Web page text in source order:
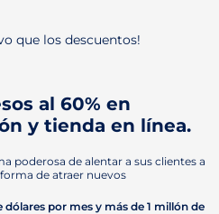
que los descuentos!
al 60% en
y tienda en línea.
poderosa de alentar a sus clientes a
de atraer nuevos
dólares por mes y más de 1 millón de